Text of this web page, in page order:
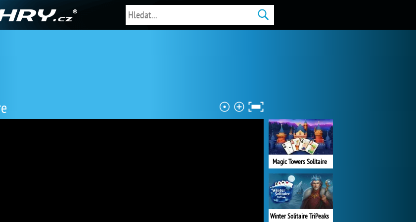
Magic Towers Solitaire
Winter Solitaire TriPeaks